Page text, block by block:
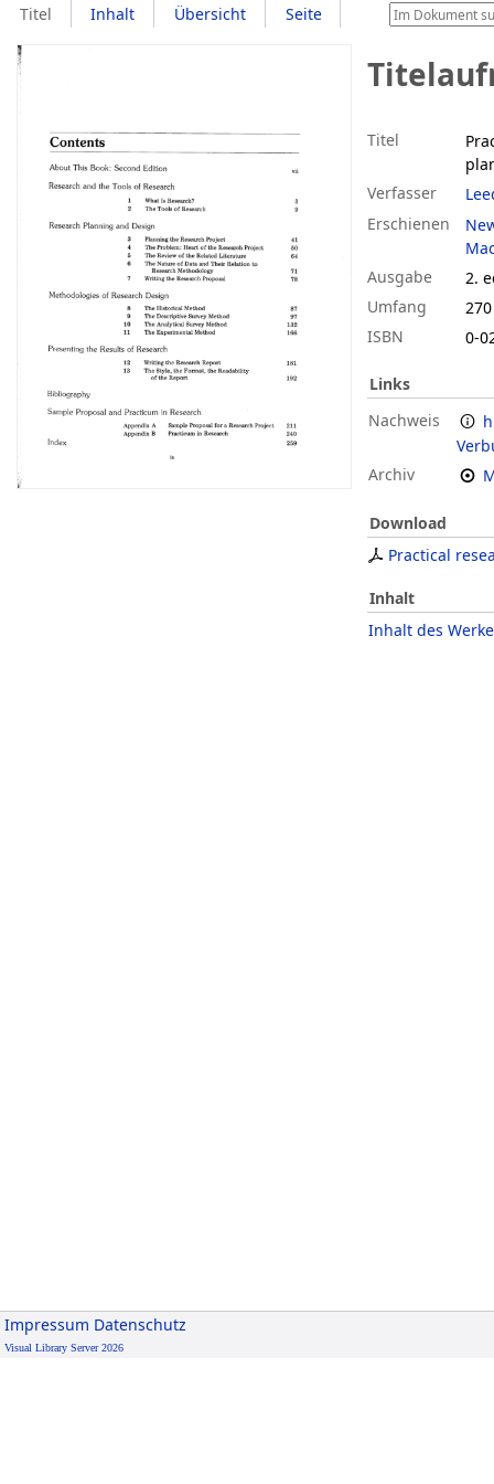
Titel Inhalt Übersicht Seite
Titel
Verfasser
Erschienen
Ausgabe
2.
Umfang
ISBN
0-
Links
Nachweis
Archiv
Download
Practical
Inhalt
Inhalt des
Impressum Datenschutz
Visual Library Server 2026